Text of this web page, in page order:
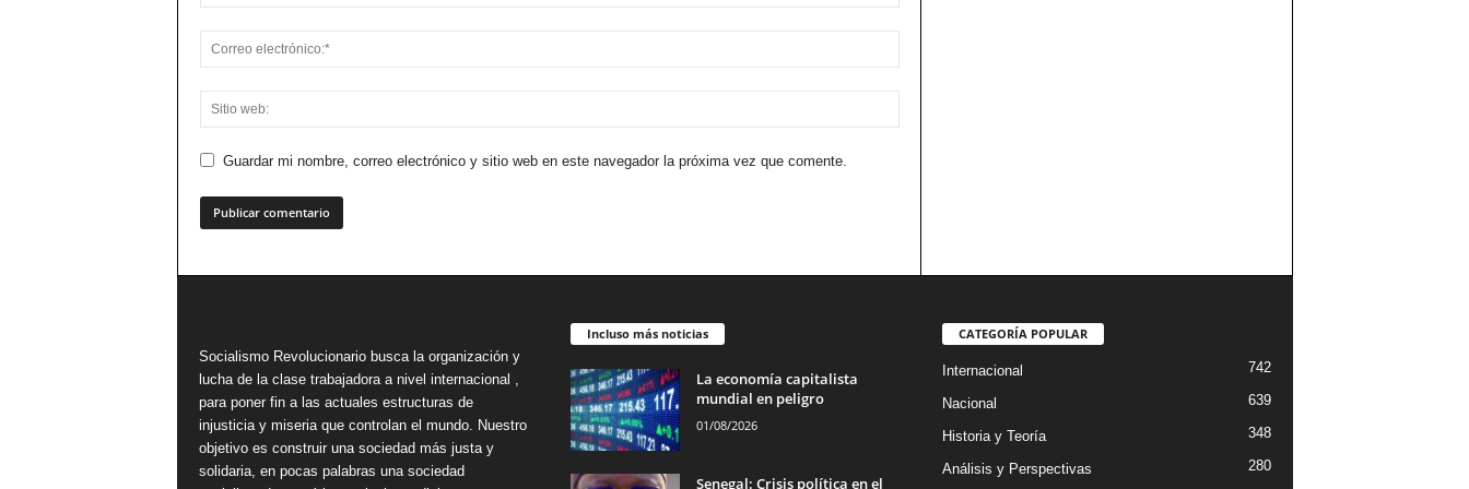
Guardar mi nombre, correo electrónico y sitio web en este navegador la próxima vez que comente.
Socialismo Revolucionario busca la organización y
lucha de la clase trabajadora a nivel internacional ,
para poner fin a las actuales estructuras de
injusticia y miseria que controlan el mundo. Nuestro
objetivo es construir una sociedad más justa y
solidaria, en pocas palabras una sociedad
Incluso más noticias
La economía capitalista
mundial en peligro
01/08/2026
Senegal: Crisis política en el
CATEGORÍA POPULAR
Internacional 742
Nacional 639
Historia y Teoría 348
Análisis y Perspectivas 280